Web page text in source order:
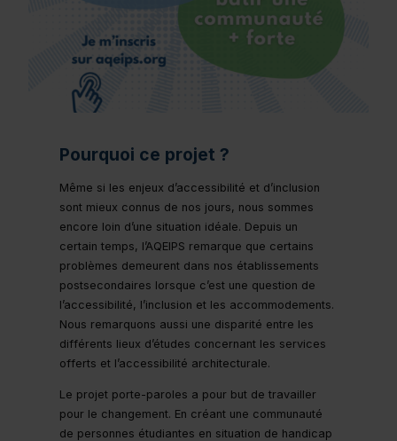
Pourquoi ce projet ?
Même si les enjeux d’accessibilité et d’inclusion
sont mieux connus de nos jours, nous sommes
encore loin d’une situation idéale. Depuis un
certain temps, l’AQEIPS remarque que certains
problèmes demeurent dans nos établissements
postsecondaires lorsque c’est une question de
l’accessibilité, l’inclusion et les accommodements.
Nous remarquons aussi une disparité entre les
différents lieux d’études concernant les services
offerts et l’accessibilité architecturale.
Le projet porte-paroles a pour but de travailler
pour le changement. En créant une communauté
de personnes étudiantes en situation de handicap